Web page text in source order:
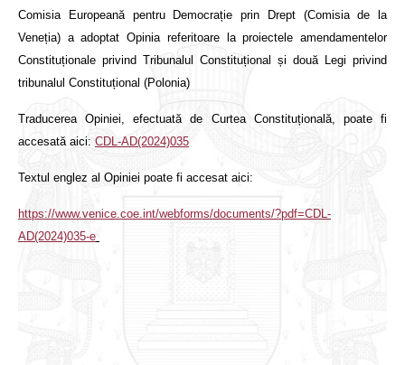
Comisia Europeană pentru Democrație prin Drept (Comisia de la
Veneția) a adoptat Opinia referitoare la proiectele amendamentelor
Constituționale privind Tribunalul Constituțional și două Legi privind
tribunalul Constituțional (Polonia)
Traducerea Opiniei, efectuată de Curtea Constituțională, poate fi
accesată aici: CDL-AD(2024)035
Textul englez al Opiniei poate fi accesat aici:
https://www.venice.coe.int/webforms/documents/?pdf=CDL-
AD(2024)035-e